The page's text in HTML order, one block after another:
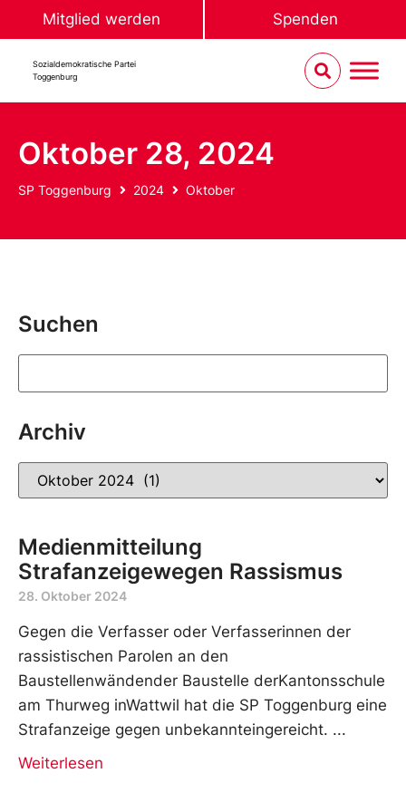
Mitglied werden Spenden
Sozialdemokratische Partei
Toggenburg
Oktober 28, 2024
SP Toggenburg 2024 Oktober
Suchen
Archiv
Medienmitteilung
Strafanzeigewegen Rassismus
28. Oktober 2024
Gegen die Verfasser oder Verfasserinnen der
rassistischen Parolen an den
Baustellenwändender Baustelle derKantonsschule
am Thurweg inWattwil hat die SP Toggenburg eine
Strafanzeige gegen unbekannteingereicht.
Weiterlesen